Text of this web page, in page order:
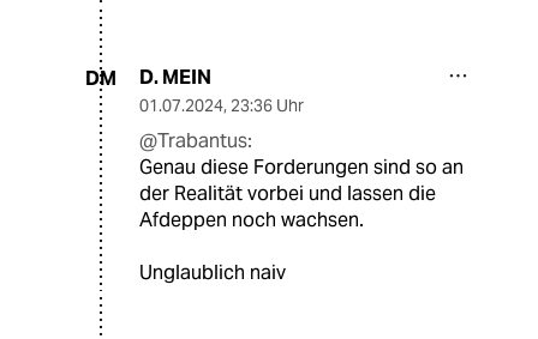
DM D. MEIN
01.07.2024, 23:36 Uhr
@Trabantus:
Genau diese Forderungen sind so an
der Realität vorbei und lassen die
Afdeppen noch wachsen.
Unglaublich naiv